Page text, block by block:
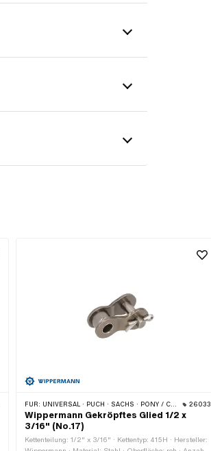
FÜR: UNIVERSAL · PUCH · SACHS · PONY / CILO (BETA 521 & 512) · ZÜNDAPP BELMONDO · TOMOS · BYE BIKE 26033
Wippermann Gekröpftes Glied 1/2 x
3/16" (No.17)
Kettenteilung: 1/2" x 3/16" · Kettentyp: 415H · Hersteller: